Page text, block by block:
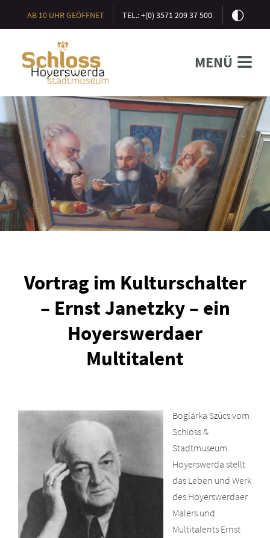
AB 10 UHR GEÖFFNET TEL.: +(0) 3571 209 37 500
MENÜ
Vortrag im Kulturschalter
– Ernst Janetzky – ein
Hoyerswerdaer
Multitalent
Boglárka Szücs vom
Schloss &
Stadtmuseum
Hoyerswerda stellt
das Leben und Werk
des Hoyerswerdaer
Malers und
Multitalents Ernst